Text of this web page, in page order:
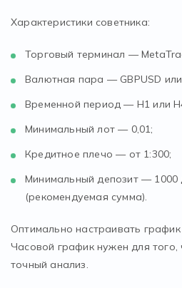
Характеристики советника:
Торговый терминал —
Валютная пара — GBPUSD или
Временной период — Н1 или
Минимальный лот — 0,01;
Кредитное плечо — от 1:300;
Минимальный депозит —
(рекомендуемая сумма).
Оптимально настраивать
Часовой график нужен для
точный анализ.